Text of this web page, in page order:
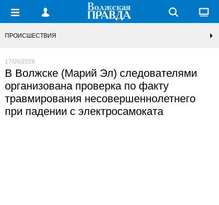
ПРОИСШЕСТВИЯ
17/05/2026
В Волжске (Марий Эл) следователями
организована проверка по факту
травмирования несовершеннолетнего
при падении с электросамоката